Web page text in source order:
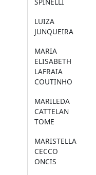
LUIZA
JUNQUEIRA
MARIA
ELISABETH
LAFRAIA
COUTINHO
MARILEDA
CATTELAN
TOME
MARISTELLA
CECCO
ONCIS